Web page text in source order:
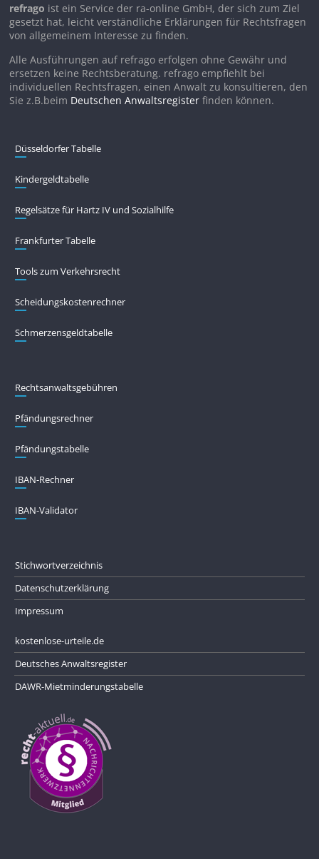
refrago ist ein Service der ra-online GmbH, der sich zum Ziel
gesetzt hat, leicht verständliche Erklärungen für Rechtsfragen
von allgemeinem Interesse zu finden.
Alle Ausführungen auf refrago erfolgen ohne Gewähr und
ersetzen keine Rechtsberatung. refrago empfiehlt bei
individuellen Rechtsfragen, einen Anwalt zu konsultieren, den
Sie z.B.beim Deutschen Anwaltsregister finden können.
Düsseldorfer Tabelle
Kindergeldtabelle
Regelsätze für Hartz IV und Sozialhilfe
Frankfurter Tabelle
Tools zum Verkehrsrecht
Scheidungskostenrechner
Schmerzensgeldtabelle
Rechtsanwaltsgebühren
Pfändungs­rechner
Pfändungs­tabelle
IBAN-Rechner
IBAN-Validator
Stichwortverzeichnis
Datenschutzerklärung
Impressum
kostenlose-urteile.de
Deutsches Anwaltsregister
DAWR-Mietminderungstabelle